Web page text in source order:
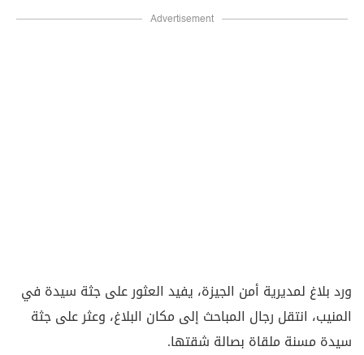
Advertisement
ورد بلاغ لمديرية أمن الجيزة، يفيد العثور على جثة سيدة في
المنيب، انتقل رجال المباحث إلى مكان البلاغ، وعثر على جثة
سيدة مسنة ملقاة بصالة شقتها.